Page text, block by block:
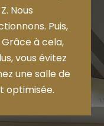
Nous
Puis,
à cela,
vous évitez
une salle de
optimisée.